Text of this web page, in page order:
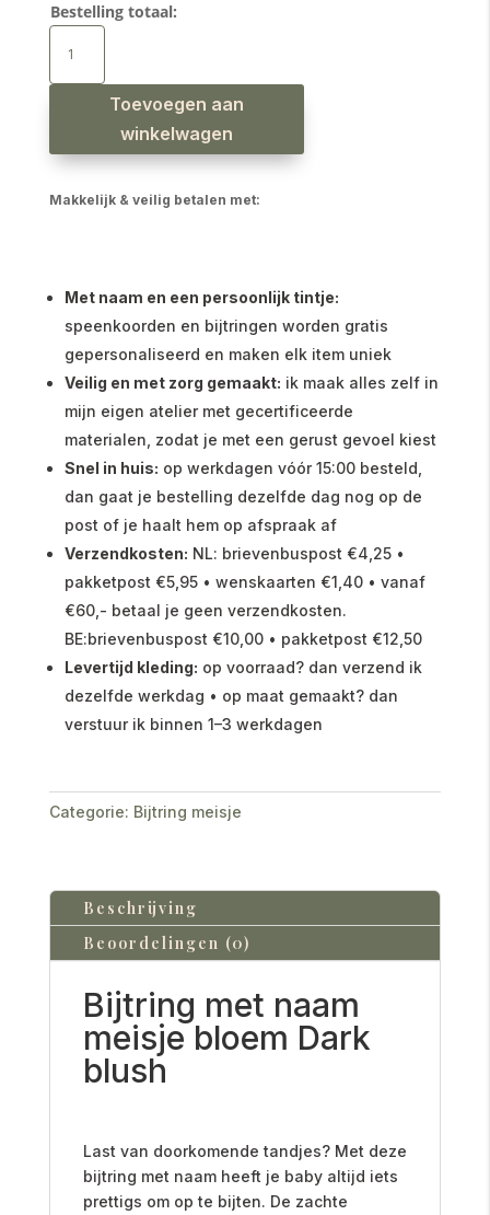
Bestelling totaal:
Bijtring
naam
bloem
Toevoegen aan
winkelwagen
Makkelijk & veilig betalen met:
Met naam en een persoonlijk tintje:
speenkoorden en bijtringen worden gratis
gepersonaliseerd en maken elk item uniek
Veilig en met zorg gemaakt: ik maak alles zelf in
mijn eigen atelier met gecertificeerde
materialen, zodat je met een gerust gevoel kiest
Snel in huis: op werkdagen vóór 15:00 besteld,
dan gaat je bestelling dezelfde dag nog op de
post of je haalt hem op afspraak af
Verzendkosten: NL: brievenbuspost €4,25 •
pakketpost €5,95 • wenskaarten €1,40 • vanaf
€60,- betaal je geen verzendkosten.
BE:brievenbuspost €10,00 • pakketpost €12,50
Levertijd kleding: op voorraad? dan verzend ik
dezelfde werkdag • op maat gemaakt? dan
verstuur ik binnen 1–3 werkdagen
Categorie: Bijtring meisje
Beschrijving
Beoordelingen (0)
Bijtring met naam
meisje bloem Dark
blush
Last van doorkomende tandjes? Met deze
bijtring met naam heeft je baby altijd iets
prettigs om op te bijten. De zachte